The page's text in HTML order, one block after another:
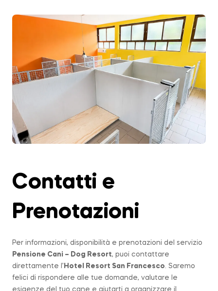
Contatti e
Prenotazioni
Per informazioni, disponibilità e prenotazioni del servizio
Pensione Cani – Dog Resort, puoi contattare
direttamente l’ Hotel Resort San Francesco . Saremo
felici di rispondere alle tue domande, valutare le
esigenze del tuo cane e aiutarti a organizzare il